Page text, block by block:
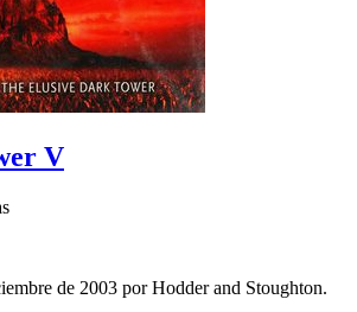
V
de 2003 por Hodder and Stoughton.